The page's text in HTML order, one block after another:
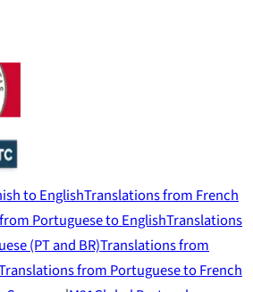
to EnglishTranslations from French
Portuguese to EnglishTranslations
(PT and BR)Translations from
from Portuguese to French